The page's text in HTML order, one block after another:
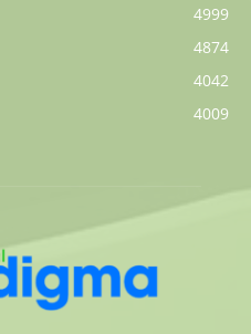
4999
4874
4042
4009